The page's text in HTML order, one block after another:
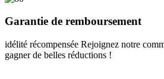
Garantie de remboursement
idélité récompensée Rejoignez notre
gagner de belles réductions !